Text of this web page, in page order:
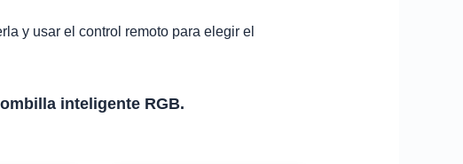
y usar el control remoto para elegir el
inteligente RGB.